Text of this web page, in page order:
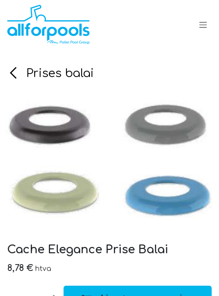
Se rendre au contenu
Prises balai
Cache Elegance Prise Balai
8,78 € htva